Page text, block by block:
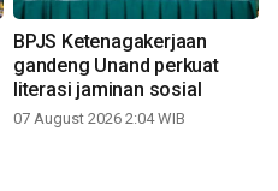
BPJS Ketenagakerjaan
gandeng Unand perkuat
literasi jaminan sosial
07 August 2026 2:04 WIB